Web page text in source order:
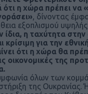
ότι η χώρα πρέπει να
, δίνοντας
εξοπλισμού
η ταχύτητα
κρίσιμη για την
ότι η χώρα θα
οικονομικές της
όλων των
της